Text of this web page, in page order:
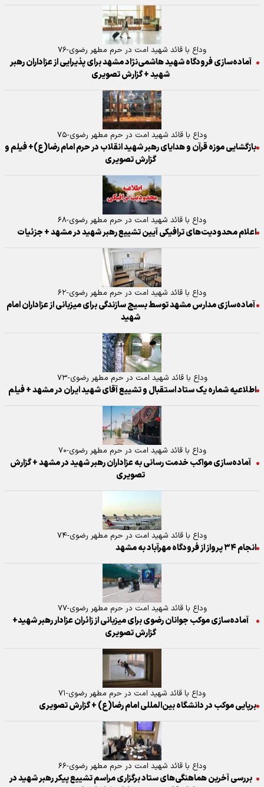
وداع با قائد شهید امت در حرم مطهر رضوی-۷۶
آماده‌سازی فرودگاه شهید هاشمی‌نژاد مشهد برای پذیرایی از عزاداران رهبر
شهید + گزارش تصویری
وداع با قائد شهید امت در حرم مطهر رضوی-۷۵
بازگشایی موزه قرآن و هدایای رهبر شهید انقلاب در حرم امام رضا(ع)+ فیلم و
گزارش تصویری
وداع با قائد شهید امت در حرم مطهر رضوی-۶۸
اعلام محدودیت‌های ترافیکی آیین تشییع رهبر شهید در مشهد + جزئیات
وداع با قائد شهید امت در حرم مطهر رضوی-۶۲
آماده‌سازی مدارس مشهد توسط بسیج سازندگی برای میزبانی از عزاداران امام
شهید
وداع با قائد شهید امت در حرم مطهر رضوی-۷۳
اطلاعیه شماره یک ستاد استقبال و تشییع آقای شهید ایران در مشهد + فیلم
وداع با قائد شهید امت در حرم مطهر رضوی-۷۰
آماده‌سازی مواکب خدمت رسانی به عزاداران رهبر شهید در مشهد + گزارش
تصویری
وداع با قائد شهید امت در حرم مطهر رضوی-۷۴
انجام ۳۴ پرواز از فرودگاه مهرآباد به مشهد
وداع با قائد شهید امت در حرم مطهر رضوی-۷۷
آماده‌سازی موکب جوانان رضوی برای میزبانی از زائران عزادار رهبر شهید+
گزارش تصویری
وداع با قائد شهید امت در حرم مطهر رضوی-۷۱
برپایی موکب در دانشگاه بین‌المللی امام رضا(ع) + گزارش تصویری
وداع با قائد شهید امت در حرم مطهر رضوی-۶۶
بررسی آخرین هماهنگی‌های ستاد برگزاری مراسم تشییع پیکر رهبر شهید در